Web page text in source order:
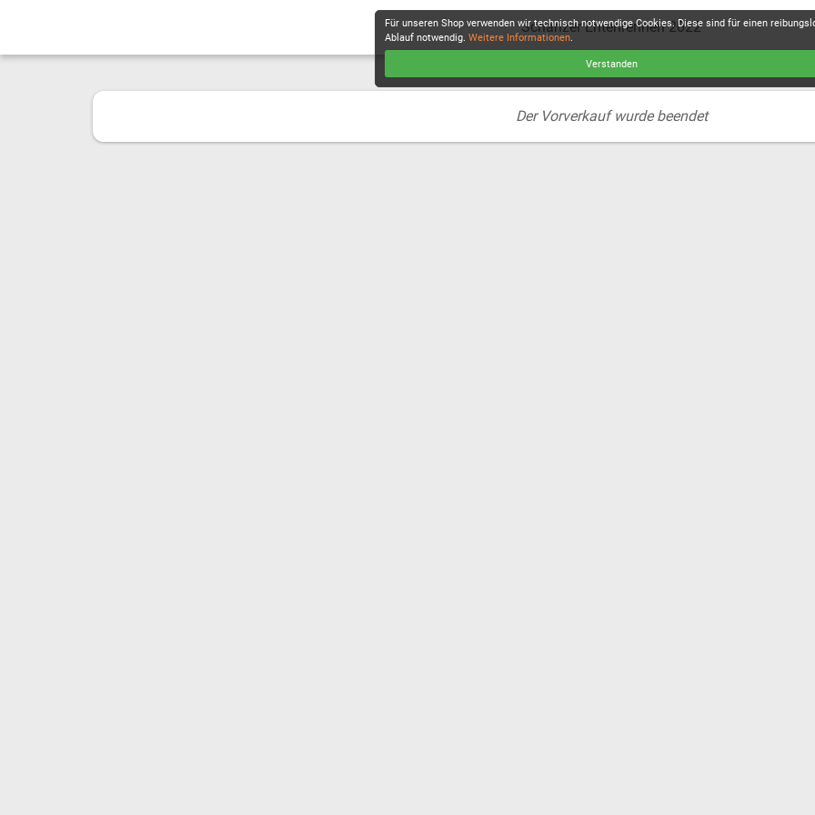
Schanzer Entenrennen 2022
Der Vorverkauf wurde beendet
Für unseren Shop verwenden wir technisch notwendige Cookies. Diese sind für einen
Ablauf notwendig. Weitere Informationen.
Verstanden